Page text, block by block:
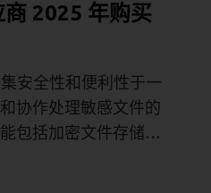
2025 年购买
安全性和便利性于一
协作处理敏感文件的
包括加密文件存储、